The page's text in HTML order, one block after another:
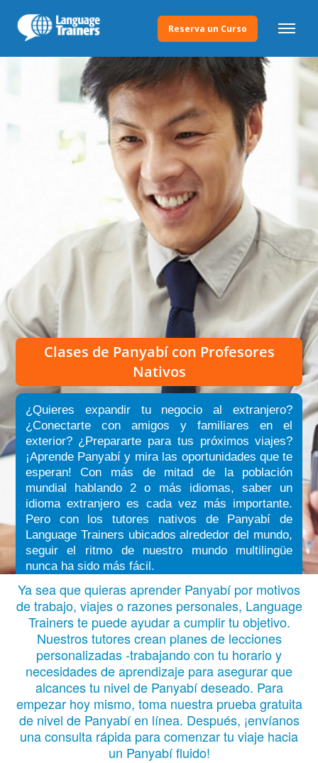
Reserva un Curso
Clases de Panyabícon Profesores
Nativos
¿Quieres expandir tu negocio al extranjero?
¿Conectarte con amigos y familiares en el
exterior? ¿Prepararte para tus próximos viajes?
¡Aprende Panyabí y mira las oportunidades que te
esperan! Con más de mitad de la población
mundial hablando 2 o más idiomas, saber un
idioma extranjero es cada vez más importante.
Pero con los tutores nativos de Panyabí de
Language Trainers ubicados alrededor del mundo,
seguir el ritmo de nuestro mundo multilingüe
nunca ha sido más fácil.
Ya sea que quieras aprender Panyabí por motivos
de trabajo, viajes o razones personales, Language
Trainers te puede ayudar a cumplir tu objetivo.
Nuestros tutores crean planes de lecciones
personalizadas -trabajando con tu horario y
necesidades de aprendizaje para asegurar que
alcances tu nivel de Panyabí deseado. Para
empezar hoy mismo, toma nuestra prueba gratuita
de nivel de Panyabí en línea. Después, ¡envíanos
una consulta rápida para comenzar tu viaje hacia
un Panyabí fluido!